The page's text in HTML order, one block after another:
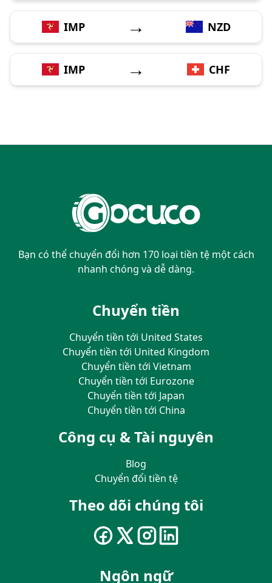
IMP → NZD
IMP → CHF
Bạn có thể chuyển đổi hơn 170 loại tiền tệ một cách
nhanh chóng và dễ dàng.
Chuyển tiền
Chuyển tiền tới United States
Chuyển tiền tới United Kingdom
Chuyển tiền tới Vietnam
Chuyển tiền tới Eurozone
Chuyển tiền tới Japan
Chuyển tiền tới China
Công cụ & Tài nguyên
Blog
Chuyển đổi tiền tệ
Theo dõi chúng tôi
Ngôn ngữ